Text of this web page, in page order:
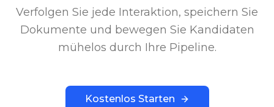
Verfolgen Sie jede Interaktion, speichern Sie
Dokumente und bewegen Sie Kandidaten
mühelos durch Ihre Pipeline.
Kostenlos Starten